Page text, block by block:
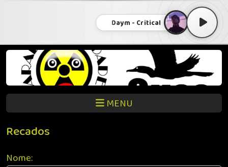
Daym - Critical
MENU
Recados
Nome: